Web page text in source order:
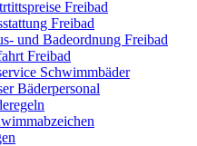
Freibad
Freibad
und Badeordnung Freibad
Freibad
Schwimmbäder
Bäderpersonal